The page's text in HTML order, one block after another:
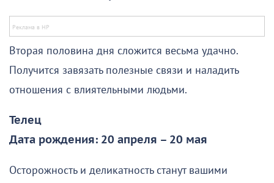
Вторая половина дня сложится весьма удачно.
Получится завязать полезные связи и наладить
отношения с влиятельными людьми.
Телец
Дата рождения: 20 апреля – 20 мая
Осторожность и деликатность станут вашими